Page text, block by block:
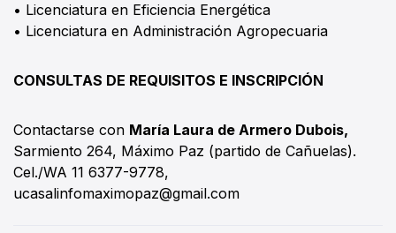
• Licenciatura en Eficiencia Energética
• Licenciatura en Administración Agropecuaria
CONSULTAS DE REQUISITOS E INSCRIPCIÓN
Contactarse con María Laura de Armero Dubois,
Sarmiento 264, Máximo Paz (partido de Cañuelas).
Cel./WA 11 6377-9778,
ucasalinfomaximopaz@gmail.com